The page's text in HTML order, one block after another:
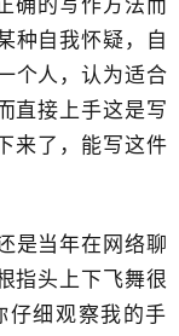
确的​写作方法而
种自我怀疑，自
个人，认为适合
直接上手这是写
来了，​能写这件
是当年在网络聊
指头上下飞舞很
仔细观察我的手